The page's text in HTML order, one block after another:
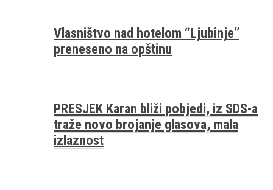
Vlasništvo nad hotelom “Ljubinje”
preneseno na opštinu
PRESJEK Karan bliži pobjedi, iz SDS-a
traže novo brojanje glasova, mala
izlaznost